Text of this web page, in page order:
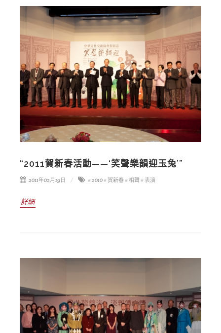
“2011賀新春活動——‘笑聲樂韻迎玉兔’”
2011年02月19日 # 2010# 賀新春# 相聲 # 表演
詳細